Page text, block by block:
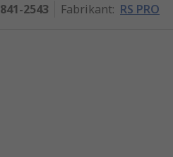
841-2543 Fabrikant: RS PRO